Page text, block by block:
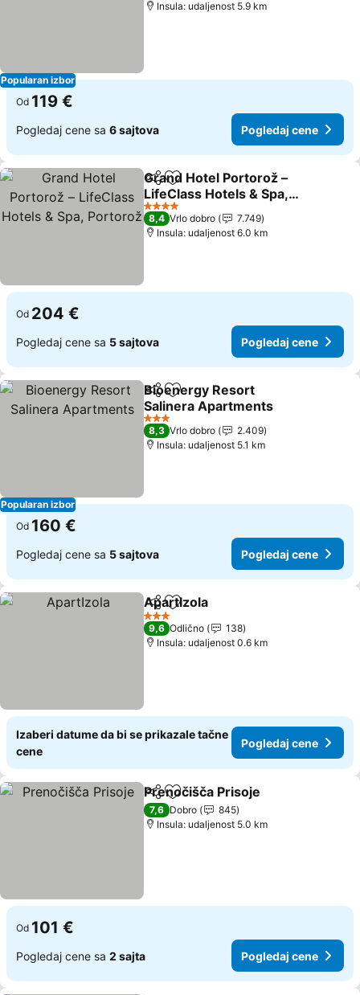
Popularan izbor
Insula: udaljenost 5.9 km
Od 119 €
Pogledaj cene sa 6 sajtova Pogledaj cene
Deli Dodati u favorite
Grand Hotel Portorož –
LifeClass Hotels & Spa,
Portorož
Pogledaj cene
4 Zvezdice
8,4 Vrlo dobro
7.749
Insula: udaljenost 6.0 km
Od 204 €
Pogledaj cene sa 5 sajtova Pogledaj cene
Popularan izbor
Deli Dodati u favorite
Bioenergy Resort
Salinera Apartments
Pogledaj cene
3 Zvezdice
8,3 Vrlo dobro
2.409
Insula: udaljenost 5.1 km
Od 160 €
Pogledaj cene sa 5 sajtova Pogledaj cene
Deli Dodati u favorite
ApartIzola
3 Zvezdice
9,6 Odlično
138
Insula: udaljenost 0.6 km
Izaberi datume da bi se prikazale tačne
cene
Pogledaj cene
Deli Dodati u favorite
Prenočišča Prisoje
7,6 Dobro
845
Insula: udaljenost 5.0 km
Od 101 €
Pogledaj cene sa 2 sajta Pogledaj cene